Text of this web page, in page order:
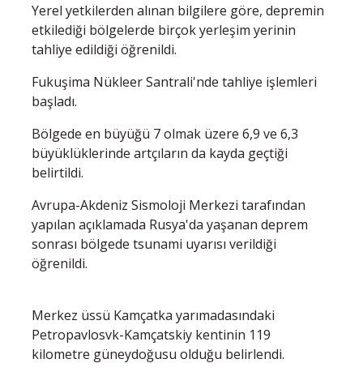
Yerel yetkilerden alınan bilgilere göre, depremin
etkilediği bölgelerde birçok yerleşim yerinin
tahliye edildiği öğrenildi.
Fukuşima Nükleer Santrali'nde tahliye işlemleri
başladı.
Bölgede en büyüğü 7 olmak üzere 6,9 ve 6,3
büyüklüklerinde artçıların da kayda geçtiği
belirtildi.
Avrupa-Akdeniz Sismoloji Merkezi tarafından
yapılan açıklamada Rusya'da yaşanan deprem
sonrası bölgede tsunami uyarısı verildiği
öğrenildi.
Merkez üssü Kamçatka yarımadasındaki
Petropavlosvk-Kamçatskiy kentinin 119
kilometre güneydoğusu olduğu belirlendi.